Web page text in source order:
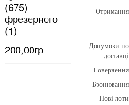
(675)
фрезерного
(1)
200,00гр
Отримання
Допумови по
доставці
Повернення
Бронювання
Нові лоти